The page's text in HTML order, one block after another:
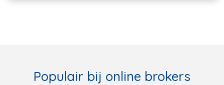
Populair bij online brokers